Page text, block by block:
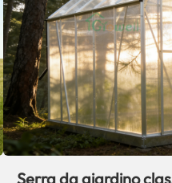
Serra da giardino